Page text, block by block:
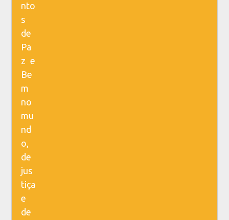
nto
s
de
Pa
z e
Be
m
no
mu
nd
o,
de
jus
tiça
e
de